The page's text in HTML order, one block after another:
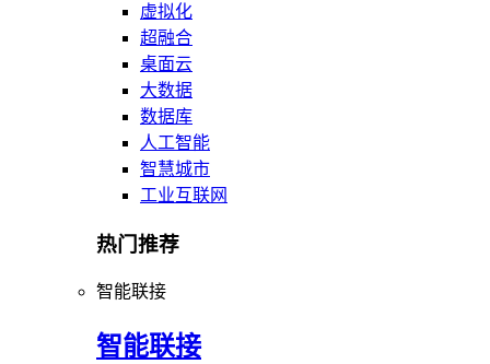
虚拟化
超融合
桌面云
大数据
数据库
人工智能
智慧城市
工业互联网
热门推荐
智能联接
智能联接